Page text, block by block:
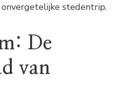
stedentrip.
De
van